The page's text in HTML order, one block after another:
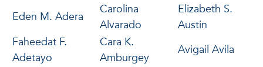
Eden M. Adera
Carolina
Alvarado
Elizabeth S.
Austin
Faheedat F.
Adetayo
Cara K.
Amburgey
Avigail Avila